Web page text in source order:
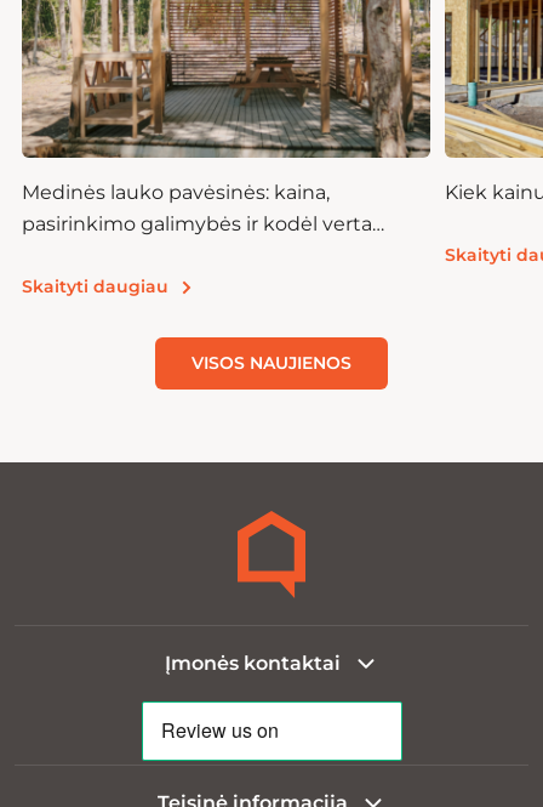
VISOS NAUJIENOS
Medinės lauko pavėsinės: kaina,
pasirinkimo galimybės ir kodėl verta
Skaityti daugiau
Kiek
Skaityti
Įmonės kontaktai